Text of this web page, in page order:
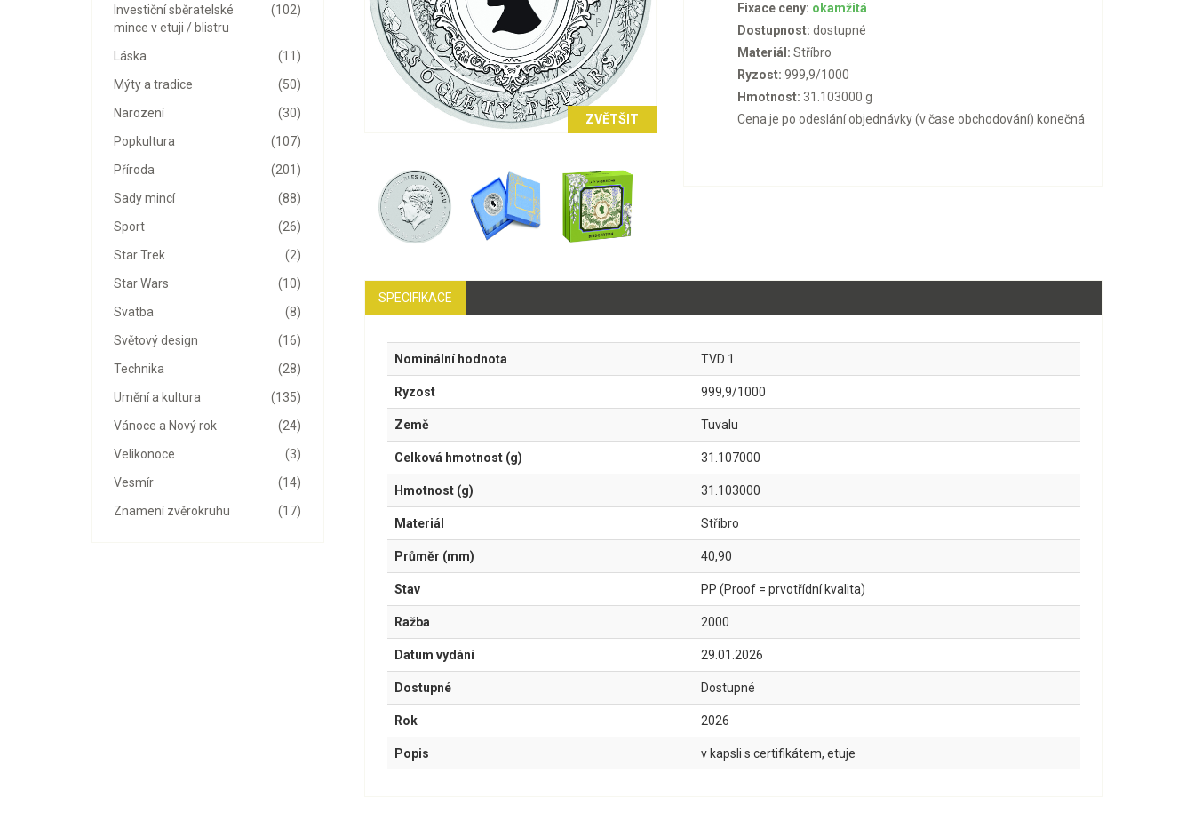
(102)
Investiční sběratelské
mince v etuji / blistru
(11)
Láska
(50)
Mýty a tradice
(30)
Narození
(107)
Popkultura
(201)
Příroda
(88)
Sady mincí
(26)
Sport
(2)
Star Trek
(10)
Star Wars
(8)
Svatba
(16)
Světový design
(28)
Technika
(135)
Umění a kultura
(24)
Vánoce a Nový rok
(3)
Velikonoce
(14)
Vesmír
(17)
Znamení zvěrokruhu
ZVĚTŠIT
Fixace ceny: okamžitá
Dostupnost: dostupné
Materiál: Stříbro
Ryzost: 999,9/1000
Hmotnost: 31.103000 g
Cena je po odeslání objednávky (v čase obchodování) konečná
SPECIFIKACE
Nominální hodnota TVD 1
Ryzost 999,9/1000
Země Tuvalu
Celková hmotnost (g) 31.107000
Hmotnost (g) 31.103000
Materiál Stříbro
Průměr (mm) 40,90
Stav PP (Proof = prvotřídní kvalita)
Ražba 2000
Datum vydání 29.01.2026
Dostupné Dostupné
Rok 2026
Popis v kapsli s certifikátem, etuje